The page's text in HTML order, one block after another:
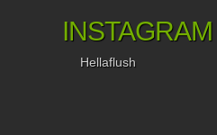
INSTAGRAM
Hellaflush